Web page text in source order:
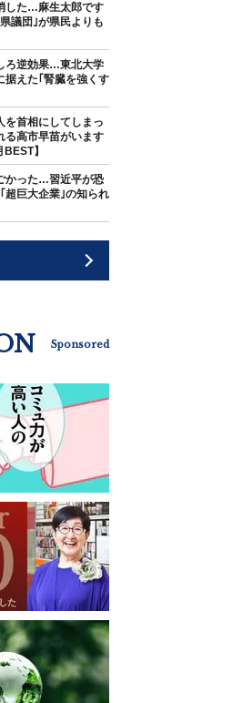
した…麻生太郎です
議団｣が県民よりも
ろ逆効果…東北大学
据えた｢腎臓を強くす
を首相にしてしまっ
高市早苗がいます
】
かった…習近平が恐
超巨大企業｣の知られ
Sponsored